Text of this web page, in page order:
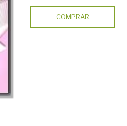
COMPRAR